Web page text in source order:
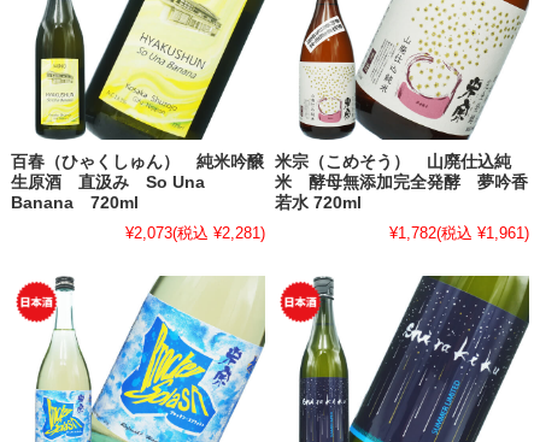
百春（ひゃくしゅん） 純米吟醸
生原酒 直汲み So Una
Banana 720ml
¥2,073(税込 ¥2,281)
米宗（こめそう） 山廃仕込純
米 酵母無添加完全発酵 夢吟香
若水 720ml
¥1,782(税込 ¥1,961)